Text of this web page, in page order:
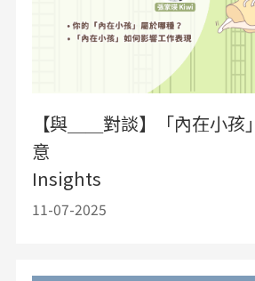
【與＿＿對談】「內在小
意
Insights
11-07-2025